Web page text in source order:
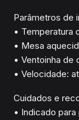
Parâmetros de
• Temperatura
• Mesa
• Ventoinha de
• Velocidade:
Cuidados e
• Indicado